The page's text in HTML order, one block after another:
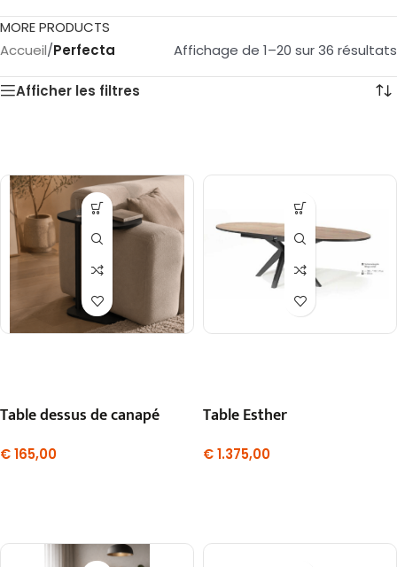
MORE PRODUCTS
Accueil/Perfecta Affichage de 1–20 sur 36 résultats
Afficher les filtres
Table dessus de canapé
€165,00
Table Esther
€1.375,00